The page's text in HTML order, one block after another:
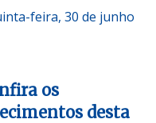
feira, 30 de junho
os
desta